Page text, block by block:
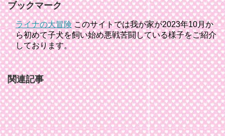
ブックマーク
ライナの大冒険このサイトでは我が家が2023年10月か
ら初めて子犬を飼い始め悪戦苦闘している様子をご紹介
しております。
関連記事